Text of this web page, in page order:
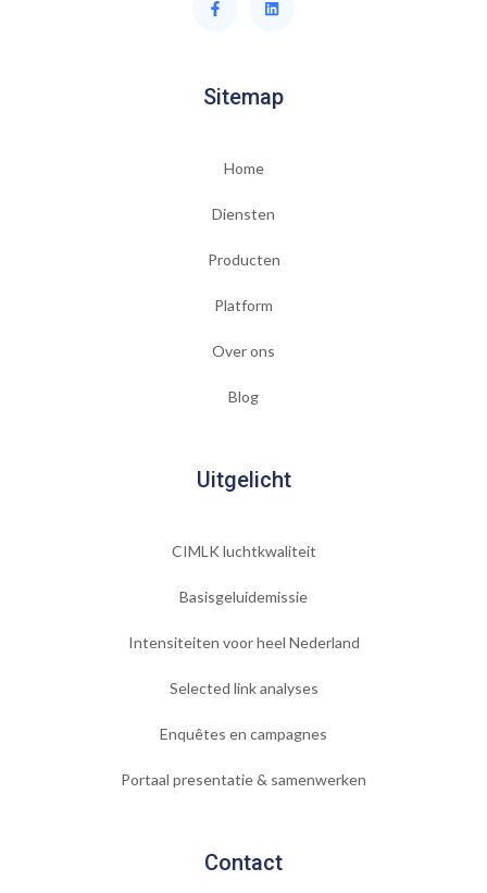
Sitemap
Home
Diensten
Producten
Platform
Over ons
Blog
Uitgelicht
CIMLK luchtkwaliteit
Basisgeluidemissie
Intensiteiten voor heel Nederland
Selected link analyses
Enquêtes en campagnes
Portaal presentatie & samenwerken
Contact